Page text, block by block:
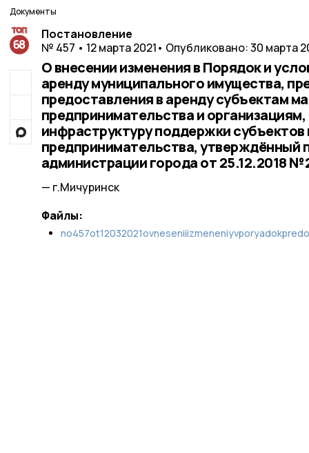
Документы
Постановление
№ 457 • 12 марта 2021• Опубликовано: 30 марта
О внесении изменения в Порядок и
аренду муниципального имущества,
предоставления в аренду субъектам
предпринимательства и
инфраструктуру поддержки субъектов
предпринимательства, утверждённый
администрации города от 25.12.2018
— г.Мичуринск
Файлы: